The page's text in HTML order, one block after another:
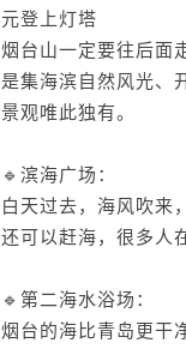
元登上灯塔
烟台山一定要往后面
是集海滨自然风光、
景观唯此独有。
🔹滨海广场：
白天过去，海风吹
还可以赶海，很多人
🔹第二海水浴场：
烟台的海比青岛更干